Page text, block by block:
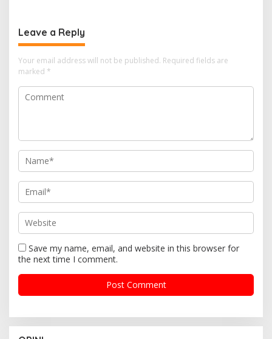
Leave a Reply
Your email address will not be published. Required fields are
marked *
Save my name, email, and website in this browser for
the next time I comment.